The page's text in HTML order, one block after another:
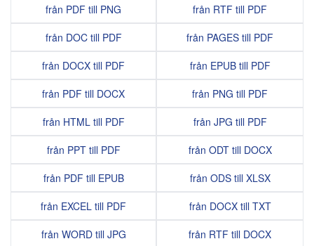
från PDF till PNG
från DOC till PDF
från DOCX till PDF
från PDF till DOCX
från HTML till PDF
från PPT till PDF
från PDF till EPUB
från EXCEL till PDF
från WORD till JPG
från RTF till PDF
från PAGES till PDF
från EPUB till PDF
från PNG till PDF
från JPG till PDF
från ODT till DOCX
från ODS till XLSX
från DOCX till TXT
från RTF till DOCX